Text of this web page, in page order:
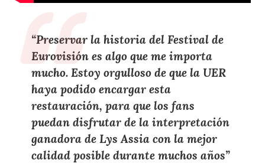
“Preservar la historia del Festival de
Eurovisiónes algo que me importa
mucho. Estoy orgulloso de que la UER
haya podido encargar esta
restauración, para que los fans
puedan disfrutar de la interpretación
ganadora de Lys Assia con la mejor
calidad posible durante muchos años”